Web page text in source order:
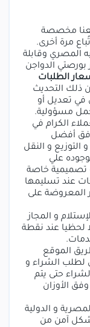
مخصصة
مرة أخرى.
المصري وقابلة
بورصتي الدواجن
الطلبات
ذلك التحديث
تعديل أو
مسؤولية.
الكرام في
أفضل
التوزيع و النقل
علي
تصميمية خاصة
عند تسليمها
المعروضة على
و المجاز
لحظيا عند نقطة
الموقع
لطلب الشراء و
حتى يتم
الأوزان
و الدولية
آمن من